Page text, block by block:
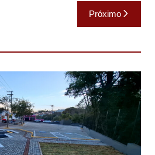
Próximo